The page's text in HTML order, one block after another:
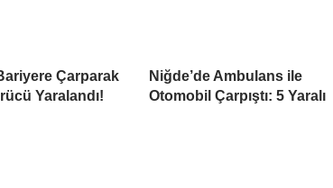
Çarparak
Yaralandı!
Niğde’de Ambulans ile
Otomobil Çarpıştı: 5 Yaralı